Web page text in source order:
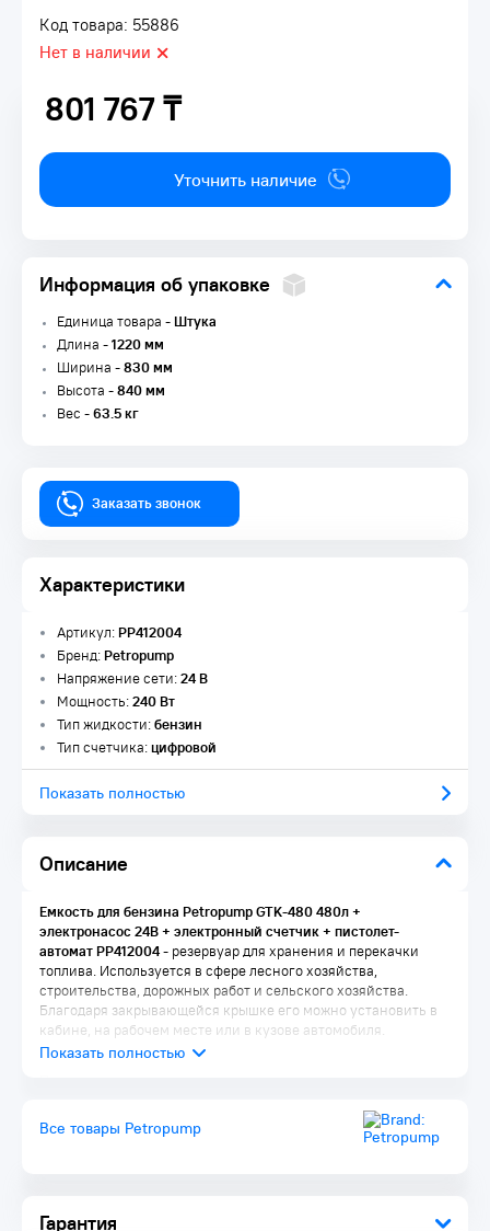
Код товара: 55886
Нет в наличии
801 767 ₸
801 767 ₸
Уточнить наличие
Информация об упаковке
Единица товара -Штука
Длина -1220 мм
Ширина -830 мм
Высота -840 мм
Вес -63.5 кг
Заказать звонок
Характеристики
Описание
Гарантия
Артикул:PP412004
Бренд:Petropump
Напряжение сети:24 В
Мощность:240 Вт
Тип жидкости:бензин
Тип счетчика:цифровой
Показать полностью
Емкость для бензина Petropump GTK-480 480л +
электронасос 24В + электронный счетчик + пистолет-
автомат PP412004- резервуар для хранения и перекачки
топлива. Используется в сфере лесного хозяйства,
строительства, дорожных работ и сельского хозяйства.
Благодаря закрывающейся крышке его можно установить в
кабине, на рабочем месте или в кузове автомобиля.
Сверхпрочная прочная конструкция из полиэстера
Встроенные карманы для вилочного погрузчика для
Все товары Petropump